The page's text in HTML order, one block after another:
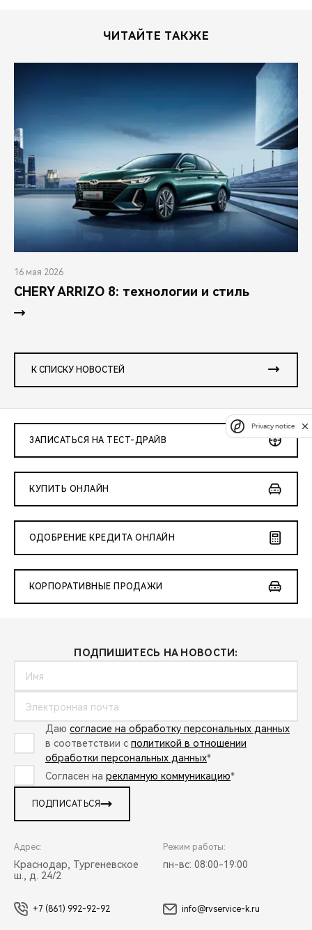
ЧИТАЙТЕ ТАКЖЕ
16 мая 2026
CHERY ARRIZO 8: технологии и стиль
К СПИСКУ НОВОСТЕЙ
ЗАПИСАТЬСЯ НА ТЕСТ-ДРАЙВ
КУПИТЬ ОНЛАЙН
ОДОБРЕНИЕ КРЕДИТА ОНЛАЙН
КОРПОРАТИВНЫЕ ПРОДАЖИ
ПОДПИШИТЕСЬ НА НОВОСТИ:
Даю согласие на обработку персональных данных
в соответствии с политикой в отношении
обработки персональных данных*
Согласен на рекламную коммуникацию*
ПОДПИСАТЬСЯ
Адрес:
Краснодар, Тургеневское
ш., д. 24/2
Режим работы:
пн-вс: 08:00-19:00
+7 (861) 992-92-92 info@rvservice-k.ru
Privacy notice